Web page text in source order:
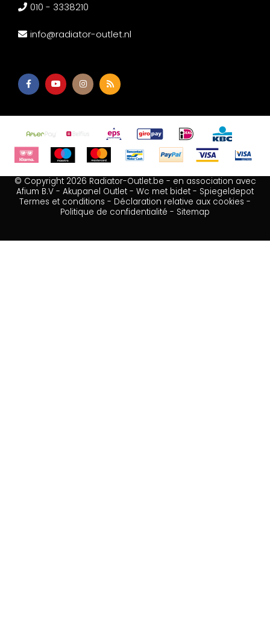
010 - 3338210
info@radiator-outlet.nl
© Copyright 2026 Radiator-Outlet.be - en association avec
Afium B.V - Akupanel Outlet - Wc met bidet - Spiegeldepot
Termes et conditions - Déclaration relative aux cookies -
Politique de confidentialité - Sitemap